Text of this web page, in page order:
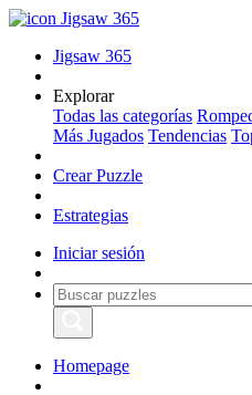
Jigsaw 365
Jigsaw 365
Explorar
Todas las categorías
Más Jugados Tendencias
Crear Puzzle
Estrategias
Iniciar sesión
Homepage